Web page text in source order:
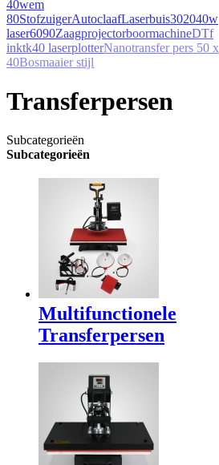
40wem
80StofzuigerAutoclaafLaserbuis302040w
laser6090ZaagprojectorboormachineDTf
inktk40 laserplotterNanotransfer pers 50 x
40Bosmaaier stijl
Transferpersen
Subcategorieën
Subcategorieën
Multifunctionele
Transferpersen